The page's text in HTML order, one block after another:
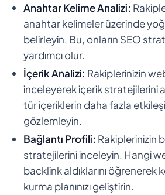
Anahtar Kelime Analizi:
anahtar kelimeler üzerinde
belirleyin. Bu, onların SEO
yardımcı olur.
İçerik Analizi: Rakiplerinizin
inceleyerek içerik stratejilerini
tür içeriklerin daha fazla
gözlemleyin.
Bağlantı Profili: Rakiplerinizin
stratejilerini inceleyin. Hangi
backlink aldıklarını öğrenerek
kurma planınızı geliştirin.